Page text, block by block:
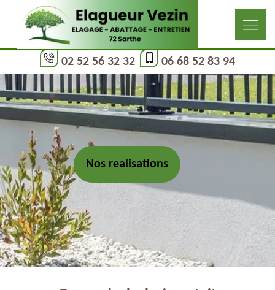
02 52 56 32 32 06 68 52 83 94
Nos realisations